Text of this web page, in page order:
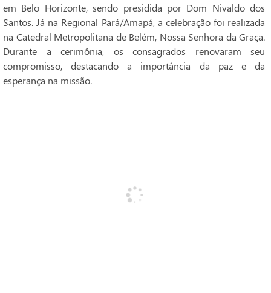
em Belo Horizonte, sendo presidida por Dom Nivaldo dos
Santos. Já na Regional Pará/Amapá, a celebração foi realizada
na Catedral Metropolitana de Belém, Nossa Senhora da Graça.
Durante a cerimônia, os consagrados renovaram seu
compromisso, destacando a importância da paz e da
esperança na missão.